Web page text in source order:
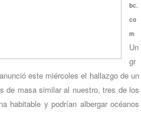
bc.
co
m
Un
gr
este miércoles el hallazgo de un
de masa similar al nuestro, tres de los
habitable y podrían albergar océanos